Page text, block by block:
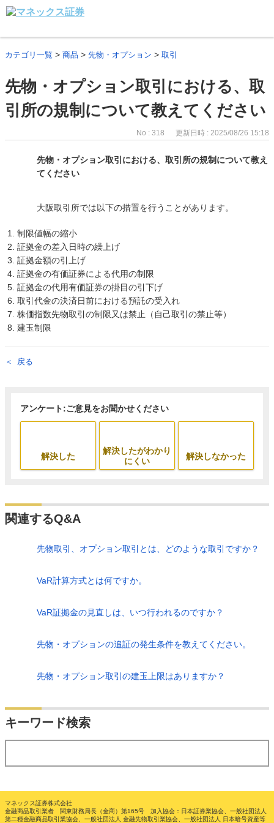
カテゴリ一覧 > 商品 > 先物・オプション > 取引
先物・オプション取引における、取
引所の規制について教えてください
No : 318 更新日時 : 2025/08/26 15:18
先物・オプション取引における、取引所の規制について教え
てください
大阪取引所では以下の措置を行うことがあります。
制限値幅の縮小
証拠金の差入日時の繰上げ
証拠金額の引上げ
証拠金の有価証券による代用の制限
証拠金の代用有価証券の掛目の引下げ
取引代金の決済日前における預託の受入れ
株価指数先物取引の制限又は禁止（自己取引の禁止等）
建玉制限
戻る
アンケート:ご意見をお聞かせください
解決した
解決したがわかり
にくい
解決しなかった
関連するQ&A
先物取引、オプション取引とは、どのような取引ですか？
VaR計算方式とは何ですか。
VaR証拠金の見直しは、いつ行われるのですか？
先物・オプションの追証の発生条件を教えてください。
先物・オプション取引の建玉上限はありますか？
キーワード検索
マネックス証券株式会社
金融商品取引業者 関東財務局長（金商）第165号 加入協会：日本証券業協会、一般社団法人
第二種金融商品取引業協会、一般社団法人 金融先物取引業協会、一般社団法人 日本暗号資産等